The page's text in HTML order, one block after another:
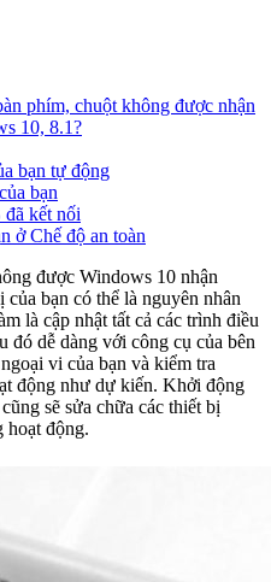
phím, chuột không được nhận
10, 8.1?
bạn tự động
bạn
đã kết nối
ở Chế độ an toàn
bạn có thể là nguyên nhân
là cập nhật tất cả các trình điều
đó dễ dàng với công cụ của bên
vi của bạn và kiểm tra
động như dự kiến. Khởi động
sẽ sửa chữa các thiết bị
hoạt động.